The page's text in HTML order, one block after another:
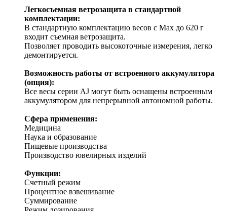
Легкосъемная ветрозащита в стандартной
комплектации:
В стандартную комплектацию весов с Max до 620 г
входит съемная ветрозащита.
Позволяет проводить высокоточные измерения, легко
демонтируется.
Возможность работы от встроенного аккумулятора
(опция):
Все весы серии AJ могут быть оснащены встроенным
аккумулятором для непрерывной автономной работы.
Сфера применения:
Медицина
Наука и образование
Пищевые производства
Производство ювелирных изделий
Функции:
Счетный режим
Процентное взвешивание
Суммирование